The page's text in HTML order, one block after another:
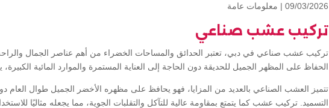
09/03/2026 | معلومات عامة
تركيب عشب صناعي
تركيب عشب صناعي في دبي، تعتبر الحدائق والمساحات الخضراء من أهم عناصر الجمال
الحفاظ على المظهر الجميل للحديقة دون الحاجة إلى العناية المستمرة والموارد المائية
تتميز العشب الصناعي بالعديد من المزايا، فهو يحافظ على مظهره الأخضر الجميل طوال العام
التسميد. تركيب عشب كما يتمتع بمقاومة عالية للتآكل والتقلبات الجوية، مما يجعله مثاليًا